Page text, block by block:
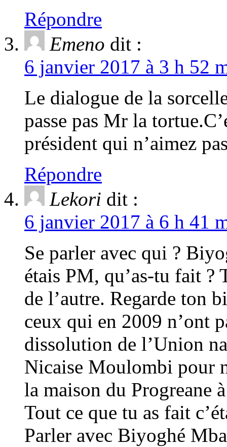
Répondre
Emeno dit :
6 janvier 2017 à 3 h 52
Le dialogue de la
passe pas Mr la
président qui n’aimez
Répondre
Lekori dit :
6 janvier 2017 à 6 h 41
Se parler avec qui ?
étais PM, qu’as-tu fait ?
de l’autre. Regarde ton
ceux qui en 2009 n’ont
dissolution de l’Union
Nicaise Moulombi pour
la maison du
Tout ce que tu as fait
Parler avec Biyoghé